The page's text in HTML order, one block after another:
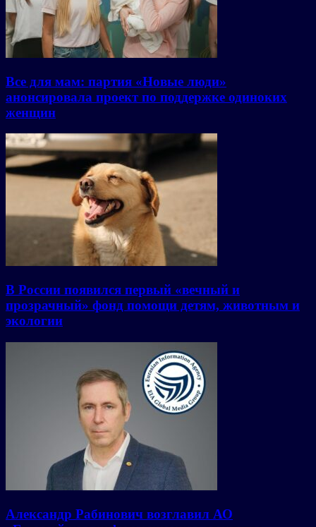
Все для мам: партия «Новые люди»
анонсировала проект по поддержке одиноких
женщин
В России появился первый «вечный и
прозрачный» фонд помощи детям, животным и
экологии
Александр Рабинович возглавил АО